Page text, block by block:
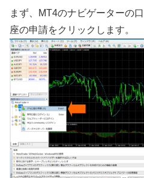
まず、MT4のナビゲーターの
座の申請をクリックします。